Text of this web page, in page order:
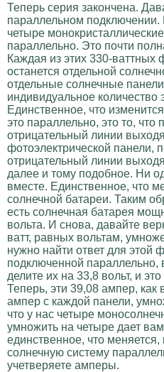
Теперь серия закончена.
параллельном подключении.
четыре
параллельно. Это почти
Каждая из этих 330-ваттных
останется отдельной
отдельные солнечные
индивидуальное количество
Единственное, что
это параллельно, это то, что
отрицательный линии
фотоэлектрической панели,
отрицательный линии
далее и тому подобное. Ни
вместе. Единственное, что
солнечной батареи. Таким
есть солнечная батарея
вольта. И снова, давайте
ватт, равных вольтам,
нужно найти ответ для этой
подключенной параллельно,
делите их на 33,8 вольт, и
Теперь, эти 39,08 ампер, как
ампер с каждой панели,
что у нас четыре
умножить на четыре дает
единственное, что
солнечную систему
учетверяете амперы.